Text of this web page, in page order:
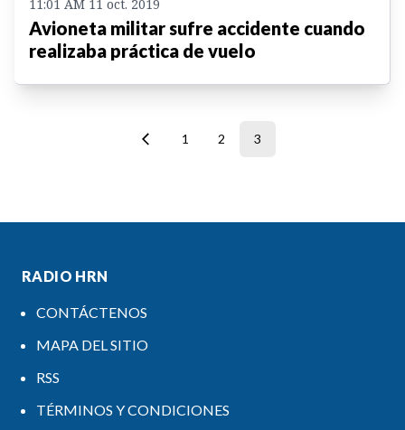
11:01 AM 11 oct. 2019
Avioneta militar sufre accidente cuando
realizaba práctica de vuelo
1 2 3
RADIO HRN
CONTÁCTENOS
MAPA DEL SITIO
RSS
TÉRMINOS Y CONDICIONES